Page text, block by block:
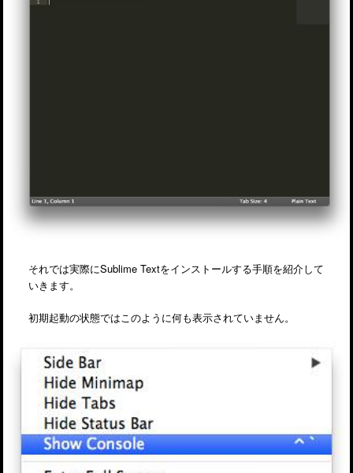
それでは実際にSublime Textをインストールする手順を紹介して
いきます。
初期起動の状態ではこのように何も表示されていません。